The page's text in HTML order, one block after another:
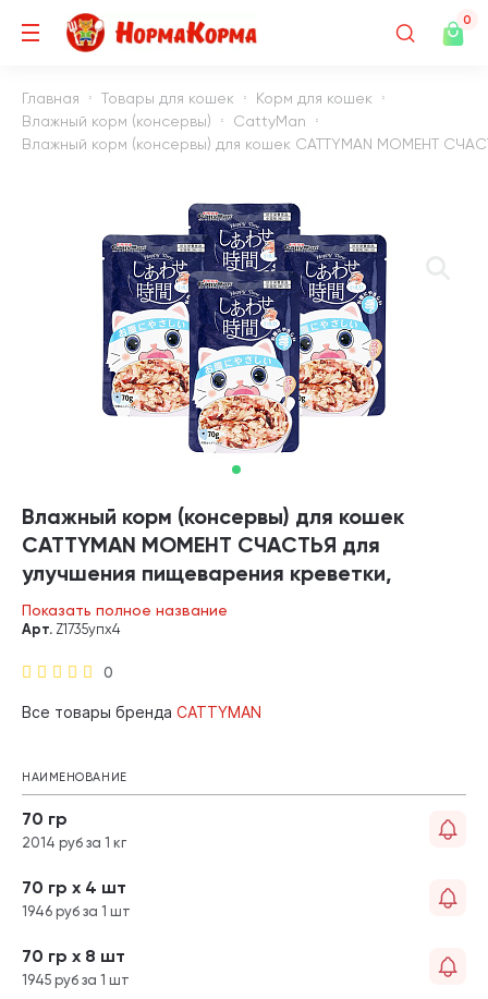
0
Главная Товары для кошек
Корм для кошек
Влажный корм (консервы)
CattyMan
Влажный корм (консервы) для кошек CATTYMAN МОМЕНТ
Влажный корм (консервы) для кошек
CATTYMAN МОМЕНТ СЧАСТЬЯ для
улучшения пищеварения креветки,
японский тунец бонито пауч (70 гр х 4
шт)
Показать полное название
0
Арт. Z1735упх4
Все товары бренда CATTYMAN
НАИМЕНОВАНИЕ
70 гр
2014 руб за 1 кг
70 гр х 4 шт
1946 руб за 1 шт
70 гр х 8 шт
1945 руб за 1 шт